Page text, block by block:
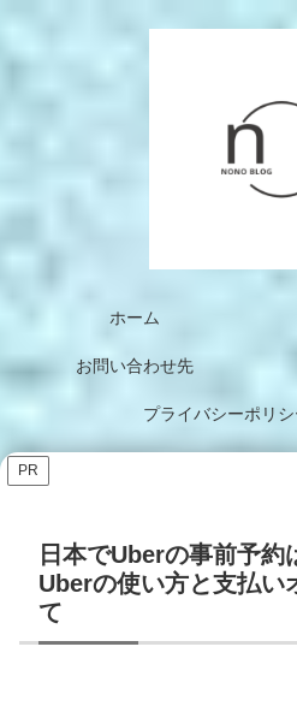
ホーム
お問い合わせ先
プライバシーポリ
PR
日本でUberの事前予約
Uberの使い方と支払い
て